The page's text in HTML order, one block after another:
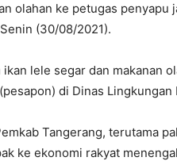
olahan ke petugas
(30/08/2021).
lele segar dan makanan
di Dinas Lingkungan
Tangerang, terutama
ke ekonomi rakyat